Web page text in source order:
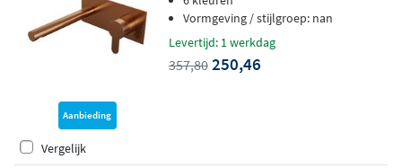
Aanbieding
geborsteld koper PVD
Vormgeving / stijlgroep: nan
Levertijd: 1 werkdag
357,80 250,46
Vergelijk